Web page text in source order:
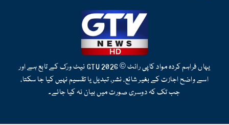
یہاں فراہم کردہ مواد کاپی رائٹ © 2026 GTV نیٹ ورک کے تابع ہے اور
اسے واضح اجازت کے بغیر شائع، نشر، تبدیل یا تقسیم نہیں کیا جا سکتا،
جب تک کہ دوسری صورت میں بیان نہ کیا جائے۔